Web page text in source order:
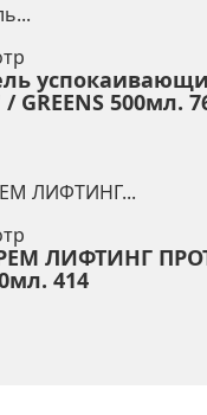
500мл.
ЛИФТИНГ
414